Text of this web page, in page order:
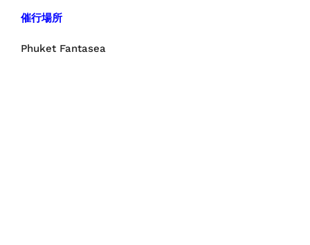
催行場所
Phuket Fantasea